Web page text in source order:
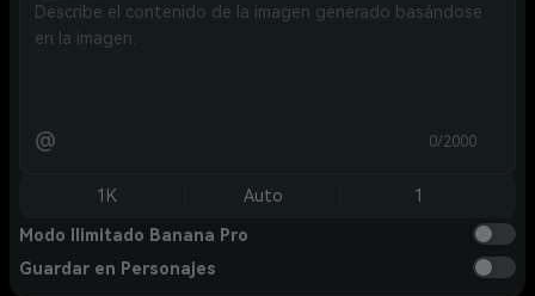
@ 0/2000
1K Auto 1
Modo Ilimitado Banana Pro
Guardar en Personajes